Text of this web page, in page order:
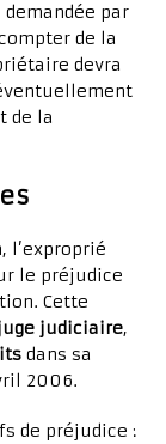
par
de la
devra
de la
l’exproprié
le préjudice
Cette
judiciaire,
dans sa
2006.
de préjudice :